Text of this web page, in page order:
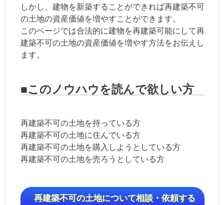
しかし、建物を新築することができれば再建築不可
の土地の資産価値を増やすことができます。
このページでは合法的に建物を再建築可能にして再
建築不可の土地の資産価値を増やす方法をお伝えし
ます。
■このノウハウを読んで欲しい方
再建築不可の土地を持っている方
再建築不可の土地に住んでいる方
再建築不可の土地を購入しようとしている方
再建築不可の土地を売ろうとしている方
再建築不可の土地について相談・依頼する